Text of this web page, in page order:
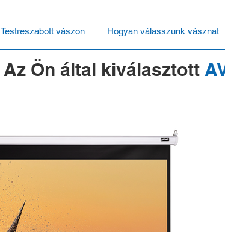
Testreszabott vászon Hogyan válasszunk vásznat
Az Ön által kiválasztott